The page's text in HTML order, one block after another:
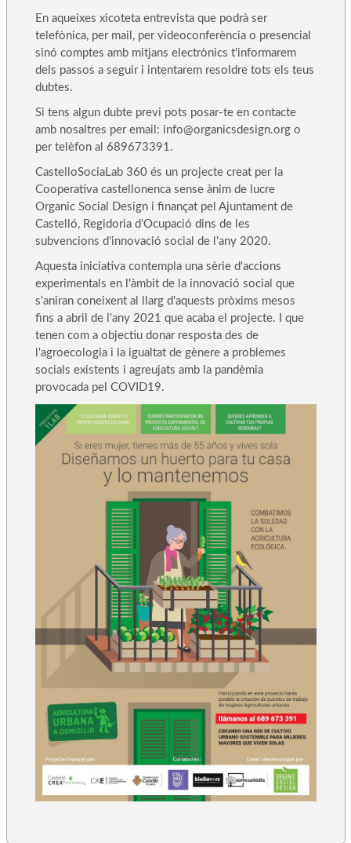
En aqueixes xicoteta entrevista que podrà ser
telefònica, per mail, per videoconferència o presencial
sinó comptes amb mitjans electrònics t'informarem
dels passos a seguir i intentarem resoldre tots els teus
dubtes.
Si tens algun dubte previ pots posar-te en contacte
amb nosaltres per email: info@organicsdesign.org o
per telèfon al 689673391.
CastelloSociaLab 360 és un projecte creat per la
Cooperativa castellonenca sense ànim de lucre
Organic Social Design i finançat pel Ajuntament de
Castelló, Regidoria d'Ocupació dins de les
subvencions d'innovació social de l'any 2020.
Aquesta iniciativa contempla una sèrie d'accions
experimentals en l'àmbit de la innovació social que
s'aniran coneixent al llarg d'aquests pròxims mesos
fins a abril de l'any 2021 que acaba el projecte. I que
tenen com a objectiu donar resposta des de
l'agroecologia i la igualtat de gènere a problemes
socials existents i agreujats amb la pandèmia
provocada pel COVID19.